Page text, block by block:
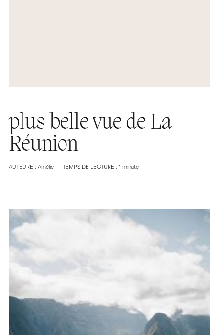
plus belle vue de La
Réunion
AUTEURE : Amélie TEMPS DE LECTURE : 1 minute